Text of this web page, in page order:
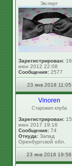
Эксперт
Зарегистрирован: 16
июн 2012 22:08
Сообщения: 2577
23 янв 2018 11:05
Vinoren
Старожил клуба
Зарегистрирован: 15
июн 2017 19:16
Сообщения: 74
Откуда: Запад
Оренбургской обл.
23 янв 2018 19:58